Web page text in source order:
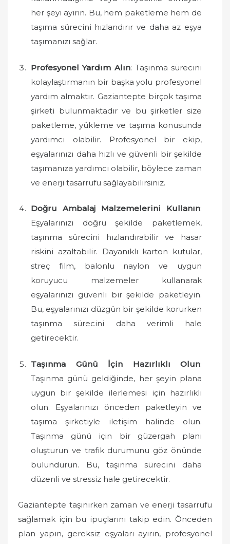
her şeyi ayırın. Bu, hem paketleme hem de
taşıma sürecini hızlandırır ve daha az eşya
taşımanızı sağlar.
Profesyonel Yardım Alın: Taşınma sürecini
kolaylaştırmanın bir başka yolu profesyonel
yardım almaktır. Gaziantepte birçok taşıma
şirketi bulunmaktadır ve bu şirketler size
paketleme, yükleme ve taşıma konusunda
yardımcı olabilir. Profesyonel bir ekip,
eşyalarınızı daha hızlı ve güvenli bir şekilde
taşımanıza yardımcı olabilir, böylece zaman
ve enerji tasarrufu sağlayabilirsiniz.
Doğru Ambalaj Malzemelerini Kullanın:
Eşyalarınızı doğru şekilde paketlemek,
taşınma sürecini hızlandırabilir ve hasar
riskini azaltabilir. Dayanıklı karton kutular,
streç film, balonlu naylon ve uygun
koruyucu malzemeler kullanarak
eşyalarınızı güvenli bir şekilde paketleyin.
Bu, eşyalarınızı düzgün bir şekilde korurken
taşınma sürecini daha verimli hale
getirecektir.
Taşınma Günü İçin Hazırlıklı Olun:
Taşınma günü geldiğinde, her şeyin plana
uygun bir şekilde ilerlemesi için hazırlıklı
olun. Eşyalarınızı önceden paketleyin ve
taşıma şirketiyle iletişim halinde olun.
Taşınma günü için bir güzergah planı
oluşturun ve trafik durumunu göz önünde
bulundurun. Bu, taşınma sürecini daha
düzenli ve stressiz hale getirecektir.
Gaziantepte taşınırken zaman ve enerji tasarrufu
sağlamak için bu ipuçlarını takip edin. Önceden
plan yapın, gereksiz eşyaları ayırın, profesyonel